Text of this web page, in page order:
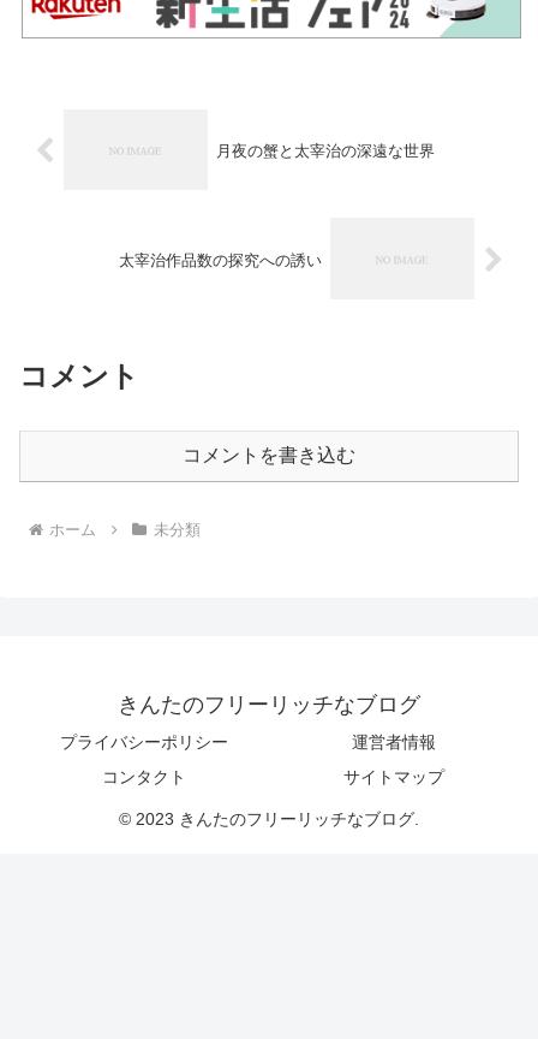
月夜の蟹と太宰治の深遠な世界
太宰治作品数の探究への誘い
コメント
コメントを書き込む
ホーム 未分類
きんたのフリーリッチなブログ
プライバシーポリシー
運営者情報
コンタクト
サイトマップ
© 2023 きんたのフリーリッチなブログ.